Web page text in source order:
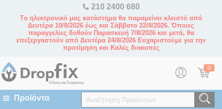
210 2400 680
Tο ηλεκτρονικό μας κατάστημα θα παραμείνει κλειστό από
Δευτέρα 10/8/2026 έως και Σάββατο 22/8/2026. Όποιες
παραγγελίες δοθούν Παρασκευή 7/8/2026 και μετά, θα
επεξεργαστούν από Δευτέρα 24/8/2026 Ευχαριστούμε για την
προτίμηση και Καλές διακοπές
0